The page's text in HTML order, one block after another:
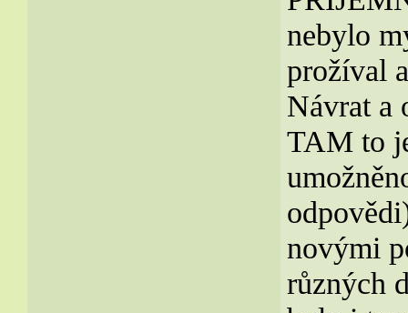
nebylo
prožíval
Návrat a
TAM to
novými
různých